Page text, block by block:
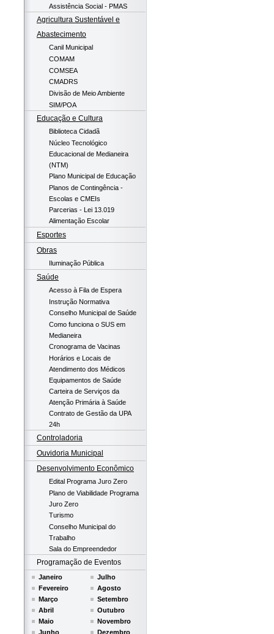
Assistência Social - PMAS
Agricultura Sustentável e
Abastecimento
Canil Municipal
COMAM
COMSEA
CMADRS
Divisão de Meio Ambiente
SIM/POA
Educação e Cultura
Biblioteca Cidadã
Núcleo Tecnológico
Educacional de Medianeira
(NTM)
Plano Municipal de Educação
Planos de Contingência -
Escolas e CMEIs
Parcerias - Lei 13.019
Alimentação Escolar
Esportes
Obras
Iluminação Pública
Saúde
Acesso à Fila de Espera
Instrução Normativa
Conselho Municipal de Saúde
Como funciona o SUS em
Medianeira
Cronograma de Vacinas
Horários e Locais de
Atendimento dos Médicos
Equipamentos de Saúde
Carteira de Serviços da
Atenção Primária à Saúde
Contrato de Gestão da UPA
24h
Controladoria
Ouvidoria Municipal
Desenvolvimento Econômico
Edital Programa Juro Zero
Plano de Viabilidade Programa
Juro Zero
Turismo
Conselho Municipal do
Trabalho
Sala do Empreendedor
Programação de Eventos
Janeiro
Fevereiro
Março
Abril
Maio
Junho
Julho
Agosto
Setembro
Outubro
Novembro
Dezembro